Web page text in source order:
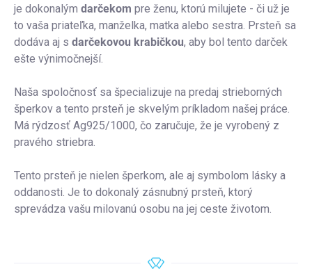
je dokonalým darčekom pre ženu, ktorú milujete - či už je
to vaša priateľka, manželka, matka alebo sestra. Prsteň sa
dodáva aj s darčekovou krabičkou, aby bol tento darček
ešte výnimočnejší.
Naša spoločnosť sa špecializuje na predaj strieborných
šperkov a tento prsteň je skvelým príkladom našej práce.
Má rýdzosť Ag925/1000, čo zaručuje, že je vyrobený z
pravého striebra.
Tento prsteň je nielen šperkom, ale aj symbolom lásky a
oddanosti. Je to dokonalý zásnubný prsteň, ktorý
sprevádza vašu milovanú osobu na jej ceste životom.